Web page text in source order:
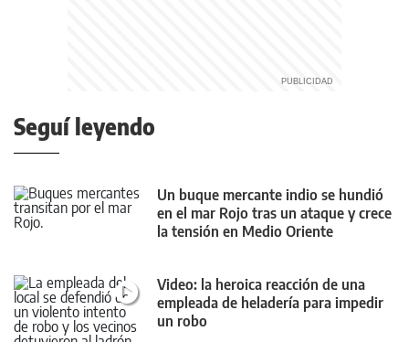
Seguí leyendo
Un buque mercante indio se hundió
en el mar Rojo tras un ataque y crece
la tensión en Medio Oriente
Video: la heroica reacción de una
empleada de heladería para impedir
un robo